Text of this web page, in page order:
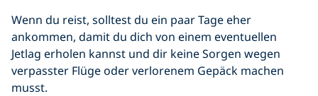
Wenn du reist, solltest du ein paar Tage eher
ankommen, damit du dich von einem eventuellen
Jetlag erholen kannst und dir keine Sorgen wegen
verpasster Flüge oder verlorenem Gepäck machen
musst.